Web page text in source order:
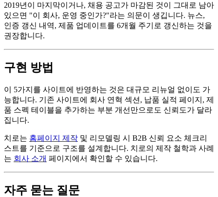
2019년이 마지막이거나, 채용 공고가 마감된 것이 그대로 남아
있으면 "이 회사, 운영 중인가?"라는 의문이 생깁니다. 뉴스,
인증 갱신 내역, 제품 업데이트를 6개월 주기로 갱신하는 것을
권장합니다.
구현 방법
이 5가지를 사이트에 반영하는 것은 대규모 리뉴얼 없이도 가
능합니다. 기존 사이트에 회사 연혁 섹션, 납품 실적 페이지, 제
품 스펙 테이블을 추가하는 부분 개선만으로도 신뢰도가 달라
집니다.
치로는 홈페이지 제작 및 리모델링 시 B2B 신뢰 요소 체크리
스트를 기준으로 구조를 설계합니다. 치로의 제작 철학과 사례
는 회사 소개 페이지에서 확인할 수 있습니다.
자주 묻는 질문